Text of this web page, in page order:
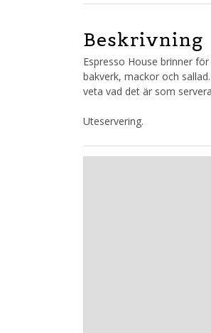
Beskrivning
Espresso House brinner
bakverk, mackor och
veta vad det är som
Uteservering.